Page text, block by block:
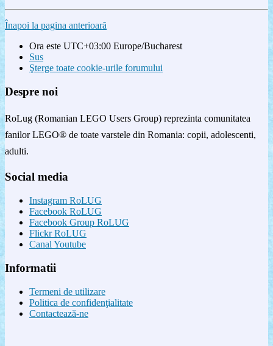
Înapoi la pagina anterioară
Ora este UTC+03:00 Europe/Bucharest
Sus
Şterge toate cookie-urile forumului
Despre noi
RoLug (Romanian LEGO Users Group) reprezinta comunitatea
fanilor LEGO® de toate varstele din Romania: copii, adolescenti,
adulti.
Social media
Instagram RoLUG
Facebook RoLUG
Facebook Group RoLUG
Flickr RoLUG
Canal Youtube
Informatii
Termeni de utilizare
Politica de confidenţialitate
Contactează-ne